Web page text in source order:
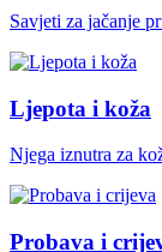
Savjeti za jačanje
Ljepota i koža
Njega iznutra za
Probava i